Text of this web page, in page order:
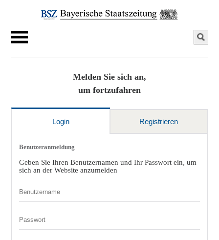
Melden Sie sich an,
um fortzufahren
Login Registrieren
Benutzeranmeldung
Geben Sie Ihren Benutzernamen und Ihr Passwort ein, um
sich an der Website anzumelden